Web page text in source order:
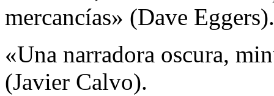
mercancías» (Dave Eggers).
«Una narradora oscura,
(Javier Calvo).